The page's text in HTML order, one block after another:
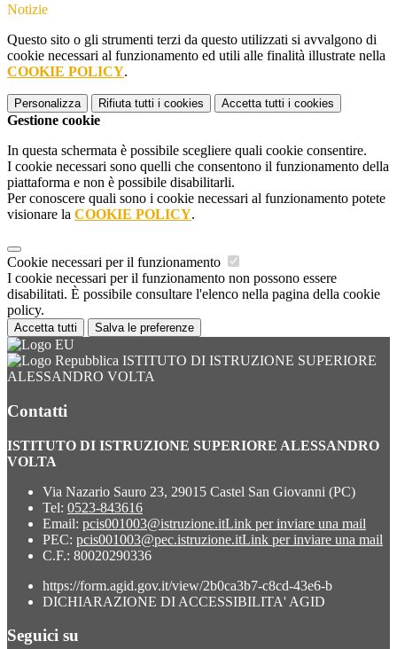
Notizie
Questo sito o gli strumenti terzi da questo utilizzati si avvalgono di
cookie necessari al funzionamento ed utili alle finalità illustrate nella
COOKIE POLICY.
Personalizza Rifiuta tutti i cookies Accetta tutti i cookies
Gestione cookie
In questa schermata è possibile scegliere quali cookie consentire.
I cookie necessari sono quelli che consentono il funzionamento della
piattaforma e non è possibile disabilitarli.
Per conoscere quali sono i cookie necessari al funzionamento potete
visionare la COOKIE POLICY.
Cookie necessari per il funzionamento
I cookie necessari per il funzionamento non possono essere
disabilitati. È possibile consultare l'elenco nella pagina della cookie
policy.
Accetta tutti Salva le preferenze
ISTITUTO DI ISTRUZIONE SUPERIORE
ALESSANDRO VOLTA
Contatti
ISTITUTO DI ISTRUZIONE SUPERIORE ALESSANDRO
VOLTA
Via Nazario Sauro 23, 29015 Castel San Giovanni (PC)
Tel: 0523-843616
Email: pcis001003@istruzione.itLink per inviare una mail
PEC: pcis001003@pec.istruzione.itLink per inviare una mail
C.F.: 80020290336
https://form.agid.gov.it/view/2b0ca3b7-c8cd-43e6-b
DICHIARAZIONE DI ACCESSIBILITA' AGID
Seguici su